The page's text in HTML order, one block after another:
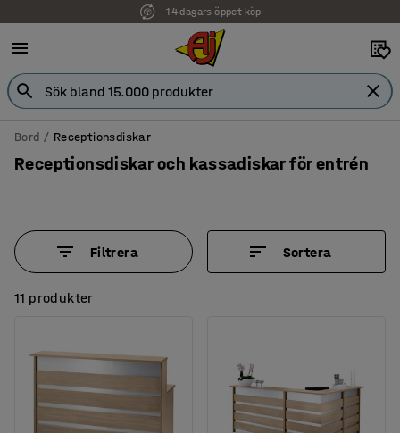
14 dagars öppet köp
Bord Receptionsdiskar
Receptionsdiskar och kassadiskar för entrén
Filtrera Sortera
11 produkter